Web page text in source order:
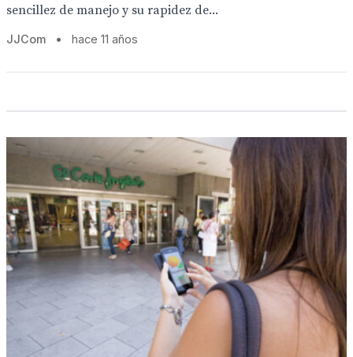
sencillez de manejo y su rapidez de...
JJCom • hace 11 años